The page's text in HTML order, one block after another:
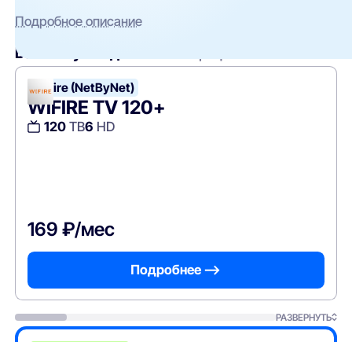
Подробное описание
Вам могут подойти
WiFire (NetByNet)
WIFIRE TV 120+
120ТВ6 HD
169 ₽/мес
Подробнее —>
РАЗВЕРНУТЬ